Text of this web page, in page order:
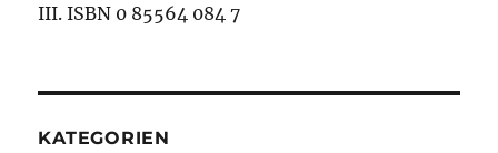
III. ISBN 0 85564 084 7
KATEGORIEN